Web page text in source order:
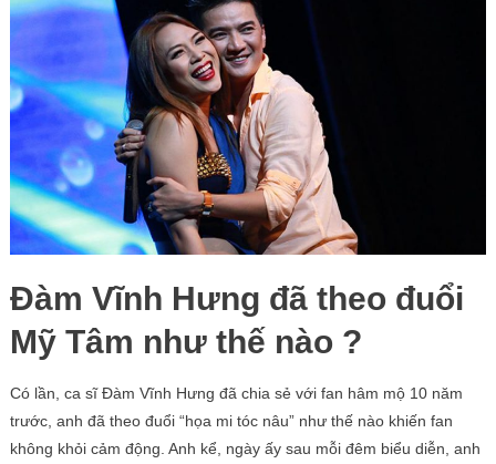
Đàm Vĩnh Hưng đã theo đuổi
Mỹ Tâm như thế nào ?
Có lần, ca sĩ Đàm Vĩnh Hưng đã chia sẻ với fan hâm mộ 10 năm
trước, anh đã theo đuổi “họa mi tóc nâu” như thế nào khiến fan
không khỏi cảm động. Anh kể, ngày ấy sau mỗi đêm biểu diễn, anh